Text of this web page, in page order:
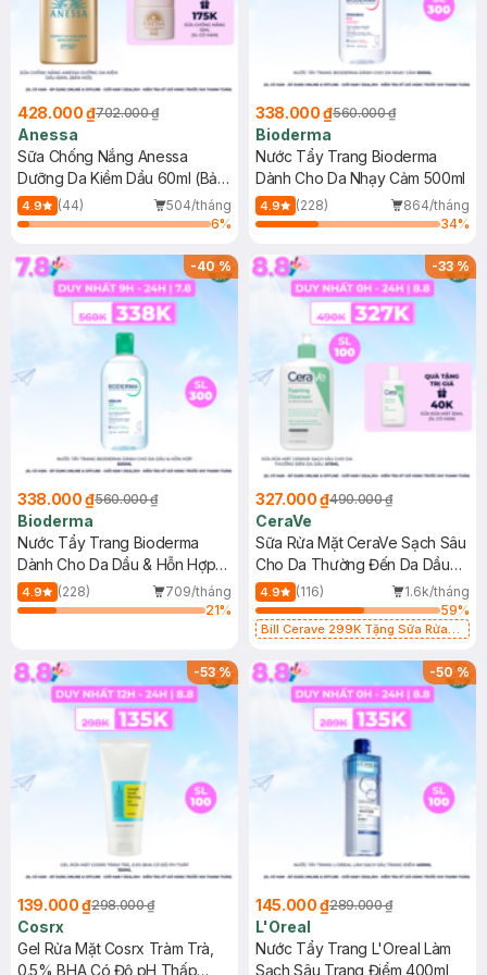
428.000 ₫702.000 ₫
Anessa
Sữa Chống Nắng Anessa
Dưỡng Da Kiềm Dầu 60ml (Bản
Mới)
4.9 (44)
504/tháng
6%
338.000 ₫560.000 ₫
Bioderma
Nước Tẩy Trang Bioderma
Dành Cho Da Nhạy Cảm 500ml
4.9 (228)
864/tháng
34%
-40%
338.000 ₫560.000 ₫
Bioderma
Nước Tẩy Trang Bioderma
Dành Cho Da Dầu & Hỗn Hợp
500ml
4.9 (228)
709/tháng
21%
-33%
327.000 ₫490.000 ₫
CeraVe
Sữa Rửa Mặt CeraVe Sạch Sâu
Cho Da Thường Đến Da Dầu
473ml
4.9 (116)
1.6k/tháng
59%
Bill Cerave 299K Tặng Sữa Rửa
-53%
139.000 ₫298.000 ₫
Cosrx
Gel Rửa Mặt Cosrx Tràm Trà,
0.5% BHA Có Độ pH Thấp
-50%
145.000 ₫289.000 ₫
L'Oreal
Nước Tẩy Trang L'Oreal Làm
Sạch Sâu Trang Điểm 400ml